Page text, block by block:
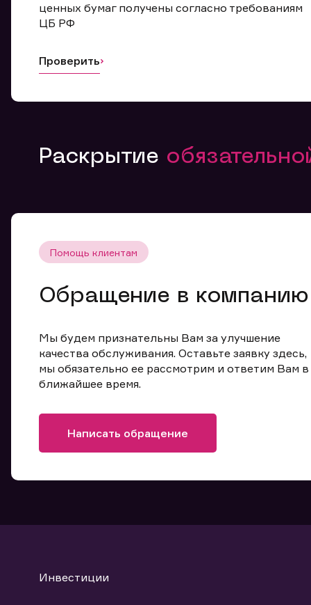
ценных бумаг получены согласно требованиям
ЦБ РФ
Проверить
Раскрытие
Помощь клиентам
Обращение в компанию
Мы будем признательны Вам за улучшение
качества обслуживания. Оставьте заявку здесь,
мы обязательно ее рассмотрим и ответим Вам в
ближайшее время.
Написать обращение
Инвестиции